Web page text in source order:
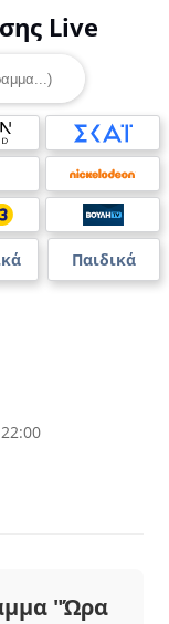
Live
Παιδικά
"Ώρα